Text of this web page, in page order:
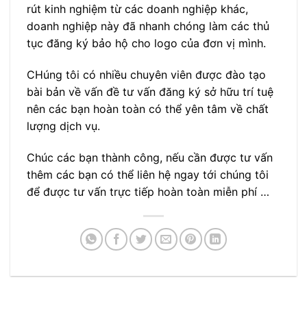
rút kinh nghiệm từ các doanh nghiệp khác,
doanh nghiệp này đã nhanh chóng làm các thủ
tục đăng ký bảo hộ cho logo của đơn vị mình.
CHúng tôi có nhiều chuyên viên được đào tạo
bài bản về vấn đề tư vấn đăng ký sở hữu trí tuệ
nên các bạn hoàn toàn có thể yên tâm về chất
lượng dịch vụ.
Chúc các bạn thành công, nếu cần được tư vấn
thêm các bạn có thể liên hệ ngay tới chúng tôi
để được tư vấn trực tiếp hoàn toàn miễn phí …